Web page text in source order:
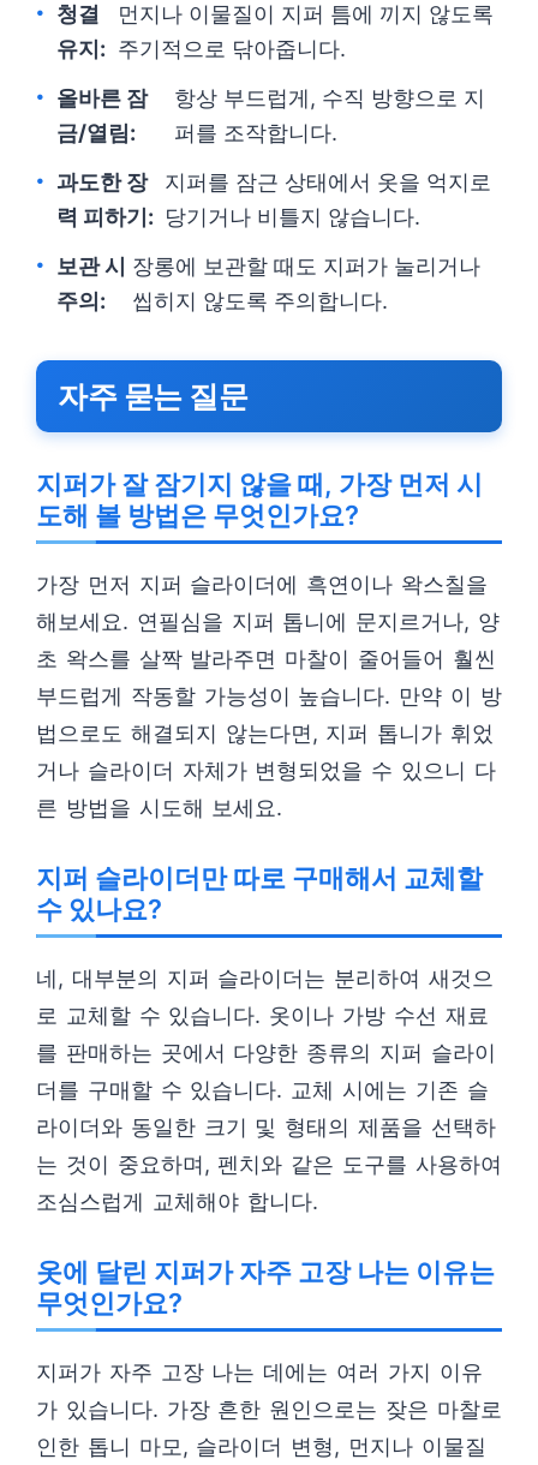
청결
유지:
먼지나 이물질이 지퍼 틈에 끼지 않도록
주기적으로 닦아줍니다.
올바른 잠
금/열림:
항상 부드럽게, 수직 방향으로 지
퍼를 조작합니다.
과도한 장
력 피하기:
지퍼를 잠근 상태에서 옷을 억지로
당기거나 비틀지 않습니다.
보관 시
주의:
장롱에 보관할 때도 지퍼가 눌리거나
씹히지 않도록 주의합니다.
자주 묻는 질문
지퍼가 잘 잠기지 않을 때, 가장 먼저 시
도해 볼 방법은 무엇인가요?
가장 먼저 지퍼 슬라이더에 흑연이나 왁스칠을
해보세요. 연필심을 지퍼 톱니에 문지르거나, 양
초 왁스를 살짝 발라주면 마찰이 줄어들어 훨씬
부드럽게 작동할 가능성이 높습니다. 만약 이 방
법으로도 해결되지 않는다면, 지퍼 톱니가 휘었
거나 슬라이더 자체가 변형되었을 수 있으니 다
른 방법을 시도해 보세요.
지퍼 슬라이더만 따로 구매해서 교체할
수 있나요?
네, 대부분의 지퍼 슬라이더는 분리하여 새것으
로 교체할 수 있습니다. 옷이나 가방 수선 재료
를 판매하는 곳에서 다양한 종류의 지퍼 슬라이
더를 구매할 수 있습니다. 교체 시에는 기존 슬
라이더와 동일한 크기 및 형태의 제품을 선택하
는 것이 중요하며, 펜치와 같은 도구를 사용하여
조심스럽게 교체해야 합니다.
옷에 달린 지퍼가 자주 고장 나는 이유는
무엇인가요?
지퍼가 자주 고장 나는 데에는 여러 가지 이유
가 있습니다. 가장 흔한 원인으로는 잦은 마찰로
인한 톱니 마모, 슬라이더 변형, 먼지나 이물질